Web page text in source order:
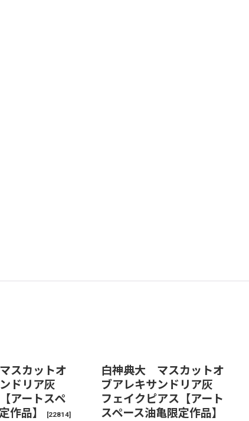
スカットオ
ドリア灰
アートスペ
作品】
[22814]
白神典大 マスカットオ
ブアレキサンドリア灰
フェイクピアス【アート
スペース油亀限定作品】